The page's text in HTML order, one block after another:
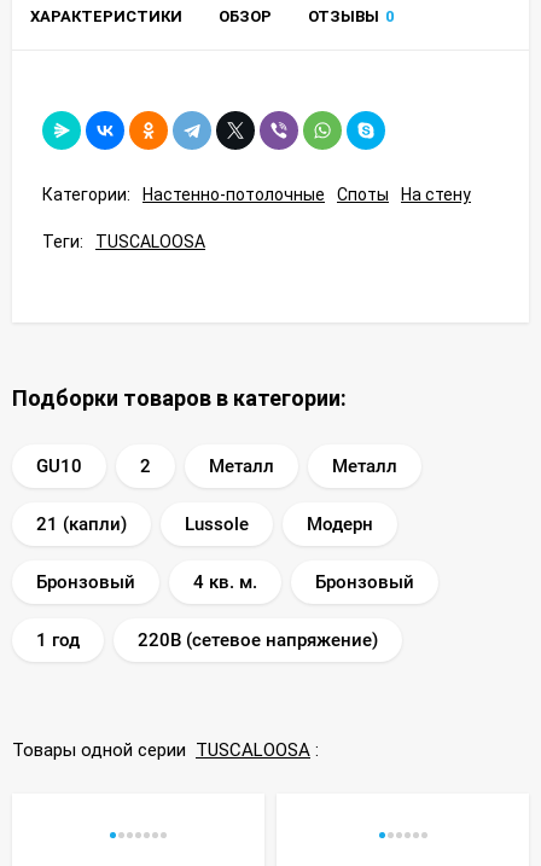
ХАРАКТЕРИСТИКИ ОБЗОР ОТЗЫВЫ 0
Категории: Настенно-потолочные Споты На стену
Теги: TUSCALOOSA
Подборки товаров в категории:
GU10 2 Металл Металл
21 (капли) Lussole Модерн
Бронзовый 4 кв. м. Бронзовый
1 год 220В (сетевое напряжение)
Товары одной серии TUSCALOOSA :